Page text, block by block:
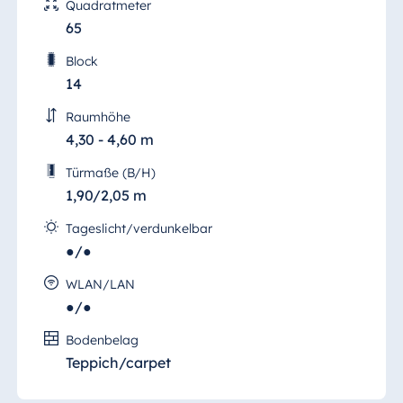
Ägypten
Jolie Ville Resort
& Casino Sharm
Albanien
Tirana
Resort Marina
Bay
Bulgarien
Quadratmeter
65
Block
14
Raumhöhe
4,30 - 4,60 m
Türmaße (B/H)
1,90/2,05 m
Tageslicht/verdunkelbar
●/●
WLAN/LAN
●/●
Bodenbelag
Teppich/carpet
Seminar 3